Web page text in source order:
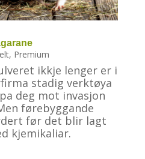
, Premium
ikkje lenger er i
stadig verktøya
deg mot invasjon
førebyggande
før det blir lagt
kjemikaliar.